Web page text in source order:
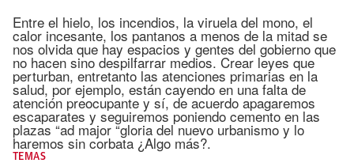
Entre el hielo, los incendios, la viruela del mono, el
calor incesante, los pantanos a menos de la mitad se
nos olvida que hay espacios y gentes del gobierno que
no hacen sino despilfarrar medios. Crear leyes que
perturban, entretanto las atenciones primarias en la
salud, por ejemplo, están cayendo en una falta de
atención preocupante y sí, de acuerdo apagaremos
escaparates y seguiremos poniendo cemento en las
plazas “ad major “gloria del nuevo urbanismo y lo
haremos sin corbata ¿Algo más?.
TEMAS